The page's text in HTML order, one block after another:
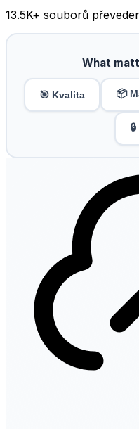
13.5K+ souborů
What
🎯 Kvalita 📦